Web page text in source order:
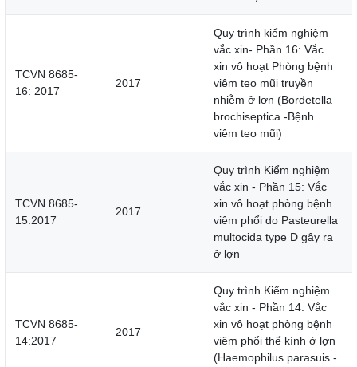
TCVN 8685-
16: 2017
2017
Quy trình kiểm nghiệm
vắc xin- Phần 16: Vắc
xin vô hoạt Phòng bệnh
viêm teo mũi truyền
nhiễm ở lợn (Bordetella
brochiseptica -Bệnh
viêm teo mũi)
TCVN 8685-
15:2017
2017
Quy trình Kiểm nghiệm
vắc xin - Phần 15: Vắc
xin vô hoạt phòng bệnh
viêm phổi do Pasteurella
multocida type D gây ra
ở lợn
TCVN 8685-
14:2017
2017
Quy trình Kiểm nghiệm
vắc xin - Phần 14: Vắc
xin vô hoạt phòng bệnh
viêm phổi thể kính ở lợn
(Haemophilus parasuis -